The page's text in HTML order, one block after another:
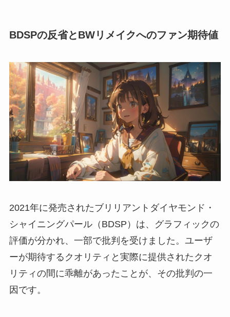
BDSPの反省とBWリメイクへのファン期待値
2021年に発売されたブリリアントダイヤモンド・
シャイニングパール（BDSP）は、グラフィックの
評価が分かれ、一部で批判を受けました。ユーザ
ーが期待するクオリティと実際に提供されたクオ
リティの間に乖離があったことが、その批判の一
因です。